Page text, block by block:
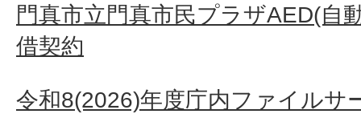
門真市立門真市民プラザAED(自
借契約
令和8(2026)年度庁内ファイルサ